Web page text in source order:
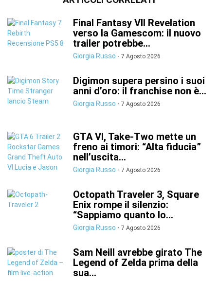
Final Fantasy VII Revelation
verso la Gamescom: il nuovo
trailer potrebbe...
Giorgia Russo - 7 Agosto 2026
Digimon supera persino i suoi
anni d’oro: il franchise non è...
Giorgia Russo - 7 Agosto 2026
GTA VI, Take-Two mette un
freno ai timori: “Alta fiducia”
nell’uscita...
Giorgia Russo - 7 Agosto 2026
Octopath Traveler 3, Square
Enix rompe il silenzio:
“Sappiamo quanto lo...
Giorgia Russo - 7 Agosto 2026
Sam Neill avrebbe girato The
Legend of Zelda prima della
sua...